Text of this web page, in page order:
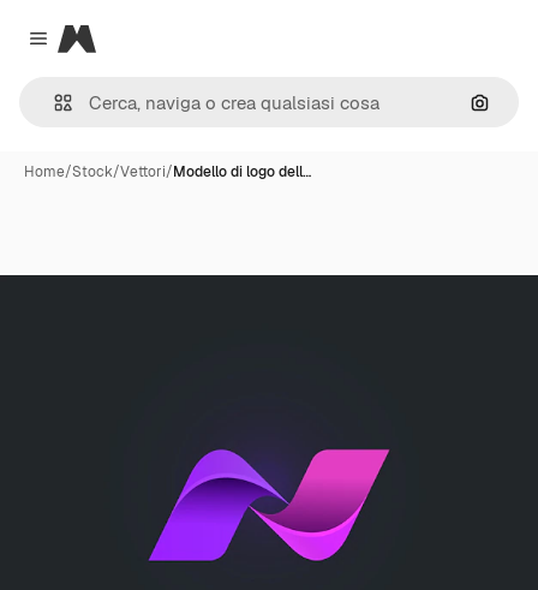
Close menu
Magnific
Cerca
Home/Stock/Vettori/Modello di logo dell…